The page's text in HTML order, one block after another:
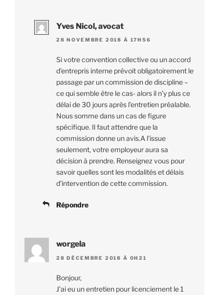
Yves Nicol, avocat
28 NOVEMBRE 2018 À 17H56
Si votre convention collective ou un accord
d’entrepris interne prévoit obligatoirement le
passage par un commission de discipline –
ce qui semble être le cas- alors il n’y plus ce
délai de 30 jours après l’entretien préalable.
Nous somme dans un cas de figure
spécifique. Il faut attendre que la
commission donne un avis.A l’issue
seulement, votre employeur aura sa
décision à prendre. Renseignez vous pour
savoir quelles sont les modalités et délais
d’intervention de cette commission.
Répondre
worgela
28 DÉCEMBRE 2018 À 0H21
Bonjour,
J’ai eu un entretien pour licenciement le 1